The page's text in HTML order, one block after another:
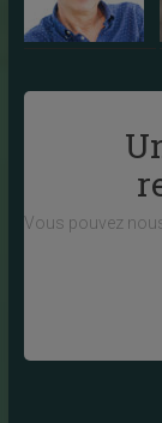
Vous pouvez